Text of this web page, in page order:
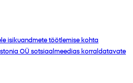
isikuandmete töötlemise kohta
OÜ sotsiaalmeedias korraldatavate